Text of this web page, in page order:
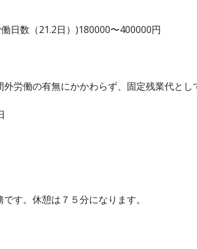
日数（21.2日）)180000〜400000円
労働の有無にかかわらず、固定残業代と
す。休憩は７５分になります。